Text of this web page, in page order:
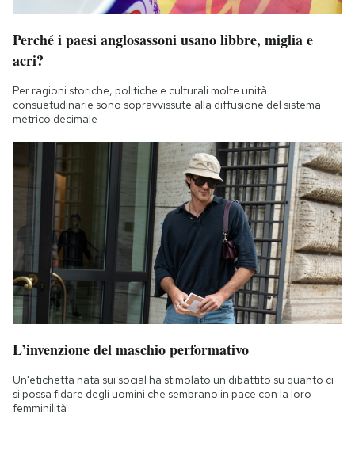
Perché i paesi anglosassoni usano libbre, miglia e
acri?
Per ragioni storiche, politiche e culturali molte unità
consuetudinarie sono sopravvissute alla diffusione del sistema
metrico decimale
L’invenzione del maschio performativo
Un'etichetta nata sui social ha stimolato un dibattito su quanto ci
si possa fidare degli uomini che sembrano in pace con la loro
femminilità